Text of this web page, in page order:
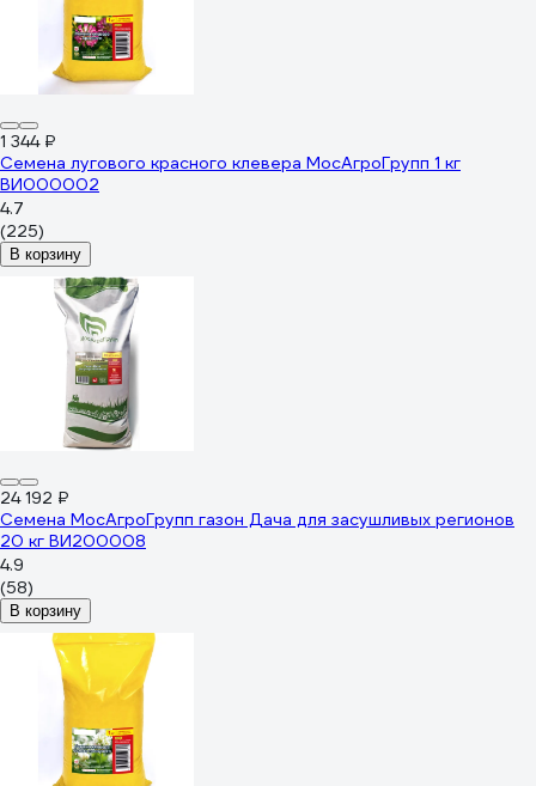
1 344 ₽
Семена лугового красного клевера МосАгроГрупп 1 кг
ВИ000002
4.7
(225)
В корзину
24 192 ₽
Семена МосАгроГрупп газон Дача для засушливых регионов
20 кг ВИ200008
4.9
(58)
В корзину